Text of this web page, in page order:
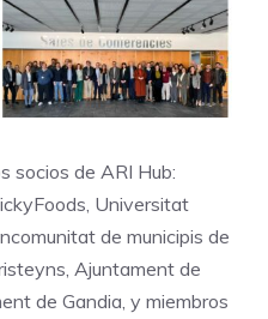
socios de ARI Hub:
Universitat
de municipis de
Ajuntament de
de Gandia, y miembros